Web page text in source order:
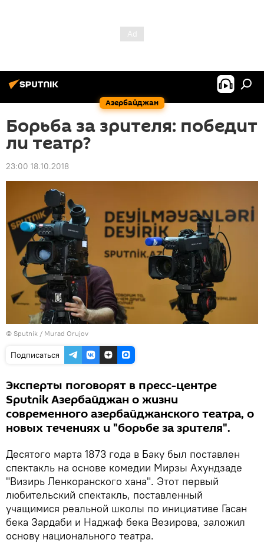
Азербайджан
Борьба за зрителя: победит
ли театр?
23:00 18.10.2018
© Sputnik / Murad Orujov
Подписаться
Эксперты поговорят в пресс-центре
Sputnik Азербайджан о жизни
современного азербайджанского театра, о
новых течениях и "борьбе за зрителя".
Десятого марта 1873 года в Баку был поставлен
спектакль на основе комедии Мирзы Ахундзаде
"Визирь Ленкоранского хана". Этот первый
любительский спектакль, поставленный
учащимися реальной школы по инициативе Гасан
бека Зардаби и Наджаф бека Везирова, заложил
основу национального театра.